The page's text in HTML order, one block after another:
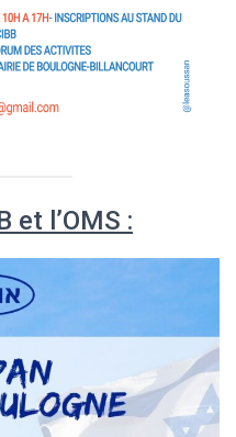
et l’OMS :